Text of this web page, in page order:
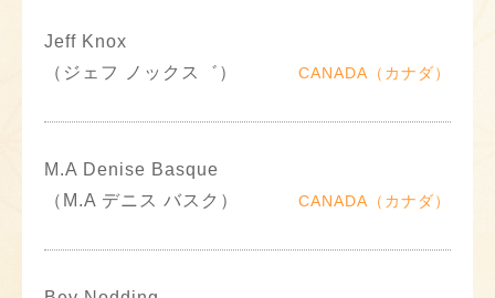
Jeff Knox
（ジェフ ノックス゛）
CANADA（カナダ）
M.A Denise Basque
（M.A デニス バスク）
CANADA（カナダ）